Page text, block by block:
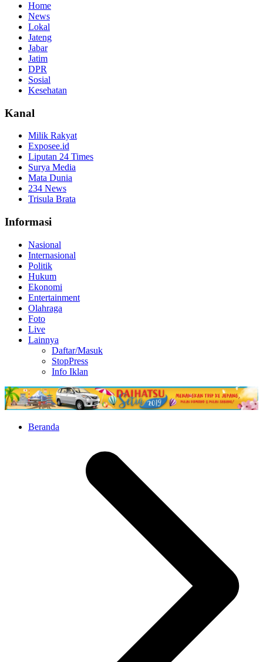
Home
News
Lokal
Jateng
Jabar
Jatim
DPR
Sosial
Kesehatan
Kanal
Milik Rakyat
Exposee.id
Liputan 24 Times
Surya Media
Mata Dunia
234 News
Trisula Brata
Informasi
Nasional
Internasional
Politik
Hukum
Ekonomi
Entertainment
Olahraga
Foto
Live
Lainnya
Daftar/Masuk
StopPress
Info Iklan
Beranda